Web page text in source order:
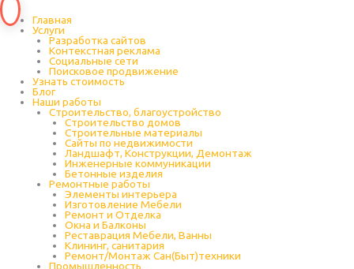
Главная
Услуги
Разработка сайтов
Контекстная реклама
Социальные сети
Поисковое продвижение
Узнать стоимость
Блог
Наши работы
Строительство, благоустройство
Строительство домов
Строительные материалы
Сайты по недвижимости
Ландшафт, Конструкции, Демонтаж
Инженерные коммуникации
Бетонные изделия
Ремонтные работы
Элементы интерьера
Изготовление Мебели
Ремонт и Отделка
Окна и Балконы
Реставрация Мебели, Ванны
Клининг, санитария
Ремонт/Монтаж Сан(Быт)техники
Промышленность